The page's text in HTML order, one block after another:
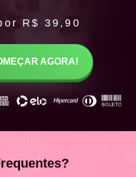
R$ 39,90
AGORA!